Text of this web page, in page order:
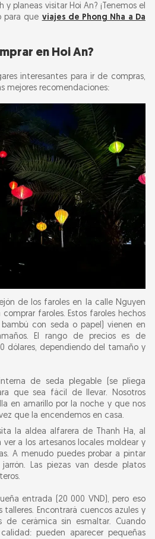
y planeas visitar Hoi An? ¡Tenemos el
para que viajes de Phong Nha a Da
en Hoi An?
interesantes para ir de compras,
mejores recomendaciones:
de los faroles en la calle Nguyen
faroles. Estos faroles hechos
con seda o papel) vienen en
El rango de precios es de
dólares, dependiendo del tamaño y
de seda plegable (se pliega
que sea fácil de llevar. Nosotros
en amarillo por la noche y que nos
que la encendemos en casa.
la aldea alfarera de Thanh Ha, al
a los artesanos locales moldear y
A menudo puedes probar a pintar
Las piezas van desde platos
entrada (20 000 VND), pero eso
talleres. Encontrará cuencos azules y
de cerámica sin esmaltar. Cuando
pueden aparecer pequeñas